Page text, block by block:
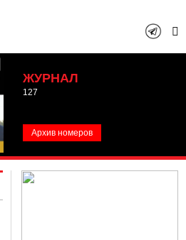
ЖУРНАЛ
127
Архив номеров